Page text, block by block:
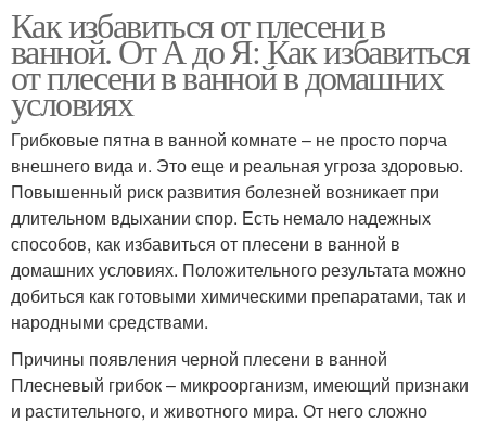
Белая плесень Синяя плесень
Средство от черной
плесени
Средства от плесени
Как избавиться от плесени в
ванной. От А до Я: Как избавиться
от плесени в ванной в домашних
условиях
Грибковые пятна в ванной комнате – не просто порча
внешнего вида и. Это еще и реальная угроза здоровью.
Повышенный риск развития болезней возникает при
длительном вдыхании спор. Есть немало надежных
способов, как избавиться от плесени в ванной в
домашних условиях. Положительного результата можно
добиться как готовыми химическими препаратами, так и
народными средствами.
Причины появления черной плесени в ванной
Плесневый грибок – микроорганизм, имеющий признаки
и растительного, и животного мира. От него сложно